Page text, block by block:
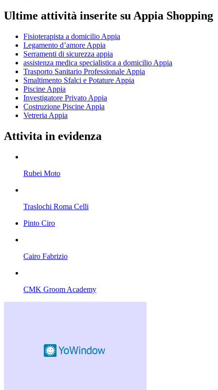
Ultime attività inserite su Appia Shopping
Fisioterapista a domicilio Appia
Legamento d’amore Appia
Serramenti di sicurezza appia
assistenza medica specialistica a domicilio Appia
Trasporto Sanitario Professionale Appia
Smaltimento Sfalci e Potature Appia
Piscine Appia
Investigatore Privato Appia
Costruzione Piscine Appia
Vetreria Appia
Attivita in evidenza
Rubei Moto
Traslochi Roma Celli
Pinto Ciro
Cairo Fabrizio
CMK Groom Academy